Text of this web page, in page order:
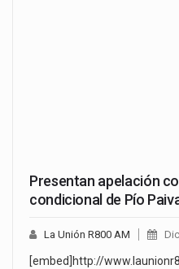
Presentan apelación
condicional de Pío
La Unión R800 AM
[embed]http://